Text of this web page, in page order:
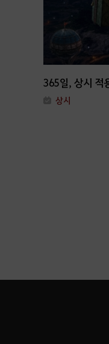
365일, 상시 적
상시